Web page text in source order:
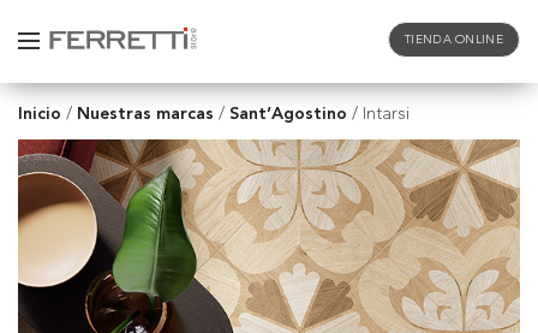
TIENDA ONLINE
Inicio / Nuestras marcas / Sant’Agostino / Intarsi